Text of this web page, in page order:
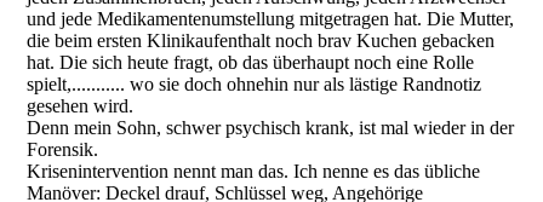
und jede Medikamentenumstellung mitgetragen hat. Die Mutter,
die beim ersten Klinikaufenthalt noch brav Kuchen gebacken
hat. Die sich heute fragt, ob das überhaupt noch eine Rolle
spielt,........... wo sie doch ohnehin nur als lästige Randnotiz
gesehen wird.
Denn mein Sohn, schwer psychisch krank, ist mal wieder in der
Forensik.
Krisenintervention nennt man das. Ich nenne es das übliche
Manöver: Deckel drauf, Schlüssel weg, Angehörige